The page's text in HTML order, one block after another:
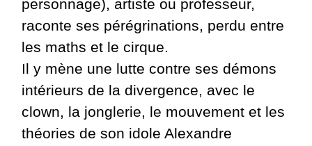
personnage), artiste ou professeur,
raconte ses pérégrinations, perdu entre
les maths et le cirque.
Il y mène une lutte contre ses démons
intérieurs de la divergence, avec le
clown, la jonglerie, le mouvement et les
théories de son idole Alexandre